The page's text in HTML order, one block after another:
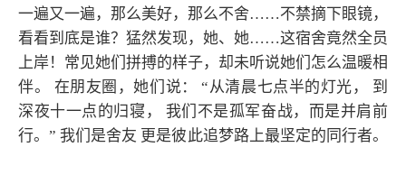
一遍又一遍，那么美好，那么不舍……不禁摘下眼镜，
看看到底是谁？猛然发现，她、她……这宿舍竟然全员
上岸！常见她们拼搏的样子，却未听说她们怎么温暖相
伴。 在朋友圈，她们说： “从清晨七点半的灯光， 到
深夜十一点的归寝， 我们不是孤军奋战，而是并肩前
行。” 我们是舍友 更是彼此追梦路上最坚定的同行者。